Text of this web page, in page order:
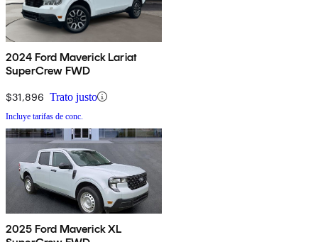
2024 Ford Maverick Lariat
SuperCrew FWD
$31,896 Trato justo
Incluye tarifas de conc.
2025 Ford Maverick XL